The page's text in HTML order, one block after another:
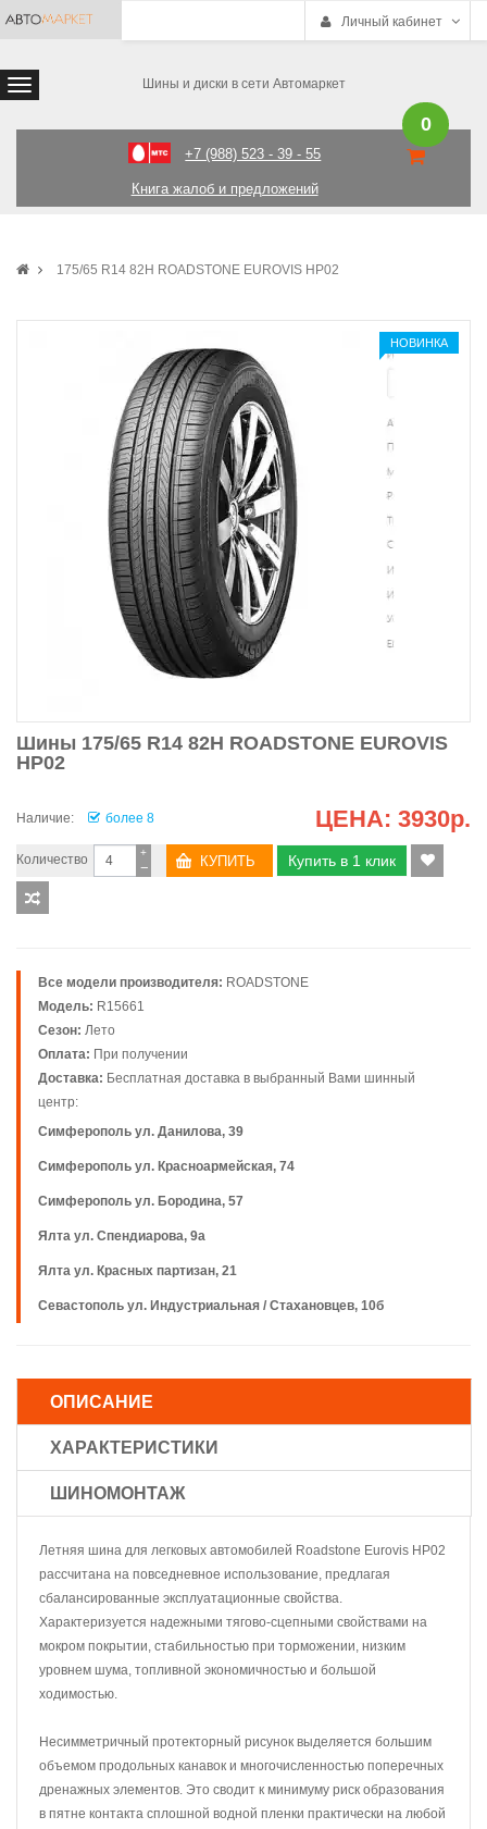
Личный кабинет
Шины и диски в сети Автомаркет
+7 (988) 523 - 39 - 55
Книга жалоб и предложений
0
175/65 R14 82H ROADSTONE EUROVIS HP02
НОВИНКА
Шины 175/65 R14 82H ROADSTONE EUROVIS
HP02
Наличие: более 8 ЦЕНА: 3930р.
Количество −
+ Купить в 1 клик
Все модели производителя: ROADSTONE
Модель: R15661
Сезон: Лето
Оплата: При получении
Доставка: Бесплатная доставка в выбранный Вами шинный
центр:
Симферополь ул. Данилова, 39
Симферополь ул. Красноармейская, 74
Симферополь ул. Бородина, 57
Ялта ул. Спендиарова, 9а
Ялта ул. Красных партизан, 21
Севастополь ул. Индустриальная / Стахановцев, 10б
ОПИСАНИЕ
ХАРАКТЕРИСТИКИ
ШИНОМОНТАЖ
Летняя шина для легковых автомобилей Roadstone Eurovis HP02
рассчитана на повседневное использование, предлагая
сбалансированные эксплуатационные свойства.
Характеризуется надежными тягово-сцепными свойствами на
мокром покрытии, стабильностью при торможении, низким
уровнем шума, топливной экономичностью и большой
ходимостью.
Несимметричный протекторный рисунок выделяется большим
объемом продольных канавок и многочисленностью поперечных
дренажных элементов. Это сводит к минимуму риск образования
в пятне контакта сплошной водной пленки практически на любой